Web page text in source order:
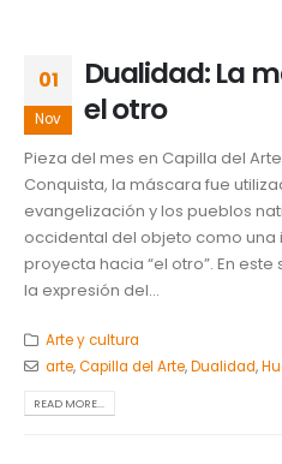
01
Nov
Dualidad: La
el otro
Pieza del mes en Capilla del Arte
Conquista, la máscara fue
evangelización y los pueblos
occidental del objeto como una
proyecta hacia “el otro”. En
la expresión del...
Arte y cultura
arte,Capilla del Arte,Dualidad,
READ MORE...